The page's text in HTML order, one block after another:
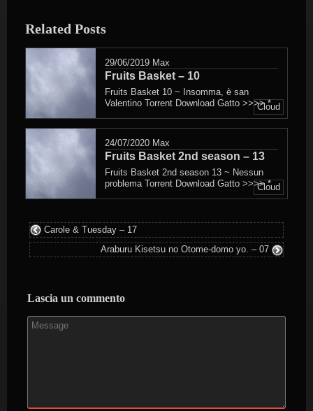
posted
Related Posts
29/06/2019 Max
Fruits Basket – 10
Fruits Basket 10 ~ Insomma, è san
Valentino Torrent Download Gatto >>>> *
Cloud
24/07/2020 Max
Fruits Basket 2nd season – 13
Fruits Basket 2nd season 13 ~ Nessun
problema Torrent Download Gatto >>>> *
Cloud
Carole & Tuesday – 17
Araburu Kisetsu no Otome-domo yo. – 07
Lascia un commento